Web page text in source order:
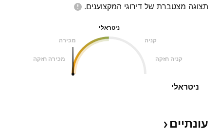
תצוגה מצטברת של דירוגי המקצוענים.
ניטראלי
מכירה
קניה
מכירה חזקה קניה חזקה
ניטראלי
עונתיים